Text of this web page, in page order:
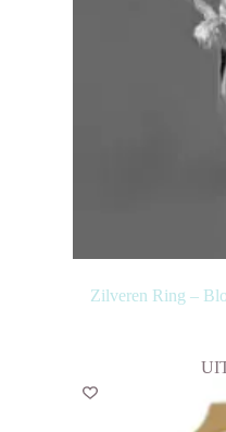
Zilveren Ring –